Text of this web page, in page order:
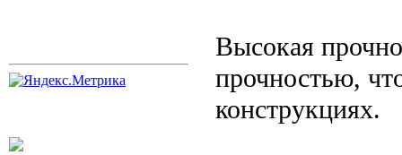
Высокая
прочностью,
конструкциях.